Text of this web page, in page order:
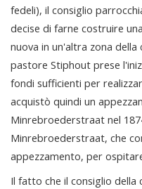
fedeli), il consiglio
decise di farne costruire una
nuova in un'altra zona della
pastore Stiphout prese
fondi sufficienti per
acquistò quindi un
Minrebroederstraat nel
Minrebroederstraat, che
appezzamento, per
Il fatto che il consiglio della